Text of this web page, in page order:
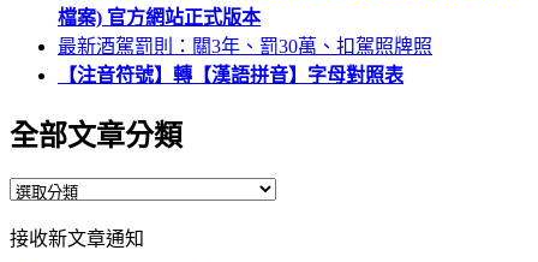
檔案) 官方網站正式版本
最新酒駕罰則：關3年、罰30萬、扣駕照牌照
【注音符號】轉【漢語拼音】字母對照表
全部文章分類
全
文
接收新文章通知